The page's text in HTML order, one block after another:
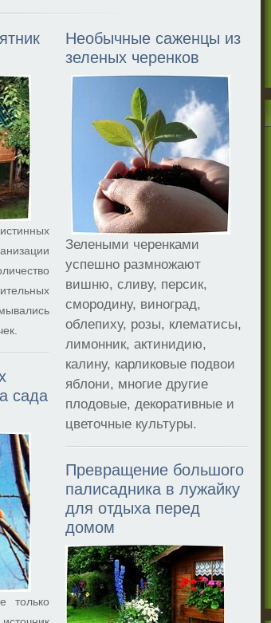
сада
только
Необычные саженцы из
зеленых черенков
Зелеными черенками
успешно размножают
вишню, сливу, персик,
смородину, виноград,
облепиху, розы, клематисы,
лимонник, актинидию,
калину, карликовые подвои
яблони, многие другие
плодовые, декоративные и
цветочные культуры.
Превращение большого
палисадника в лужайку
для отдыха перед
домом